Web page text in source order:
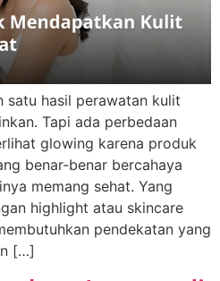
satu hasil perawatan kulit
Tapi ada perbedaan
glowing karena produk
benar-benar bercahaya
memang sehat. Yang
highlight atau skincare
pendekatan yang
[…]